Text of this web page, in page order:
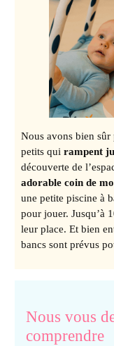
Nous avons bien sûr
petits quirampent
découverte de
adorable coin de
une petite piscine à
pour jouer. Jusqu’à
leur place. Et bien
bancs sont prévus
Nous vous
comprendre